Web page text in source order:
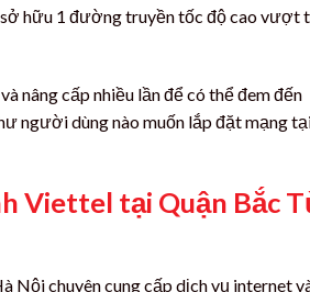
hữu 1 đường truyền tốc độ cao vượt
nâng cấp nhiều lần để có thể đem đến
người dùng nào muốn lắp đặt mạng
Viettel tại Quận Bắc
Nội chuyên cung cấp dịch vụ internet